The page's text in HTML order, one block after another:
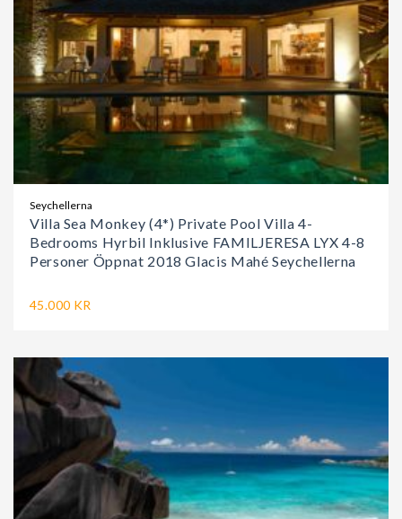
Seychellerna
Villa Sea Monkey (4*) Private Pool Villa 4-
Bedrooms Hyrbil Inklusive FAMILJERESA LYX 4-8
Personer Öppnat 2018 Glacis Mahé Seychellerna
45.000 KR